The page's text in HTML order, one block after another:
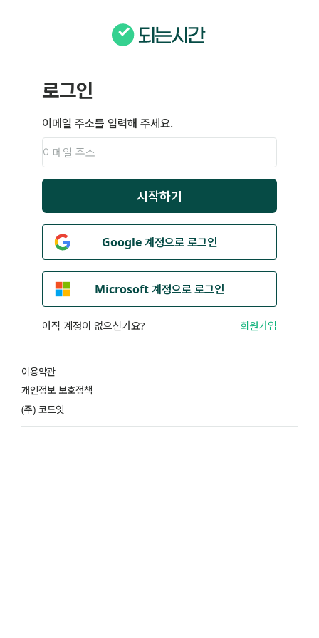
로그인
이메일 주소를 입력해 주세요.
시작하기
Google 계정으로 로그인
Microsoft 계정으로 로그인
아직 계정이 없으신가요? 회원가입
(주) 코드잇
개인정보 보호정책
이용약관